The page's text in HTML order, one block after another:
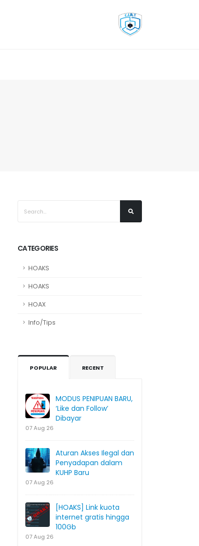
CATEGORIES
HOAKS
HOAKS
HOAX
Info/Tips
POPULAR RECENT
MODUS PENIPUAN BARU,
‘Like dan Follow’
Dibayar
07 Aug 26
Aturan Akses Ilegal dan
Penyadapan dalam
KUHP Baru
07 Aug 26
[HOAKS] Link kuota
internet gratis hingga
100Gb
07 Aug 26